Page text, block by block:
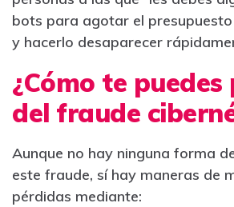
bots para agotar el
y hacerlo desaparecer
¿Cómo te
del fraude
Aunque no hay ninguna forma
este fraude, sí hay maneras de
pérdidas mediante: